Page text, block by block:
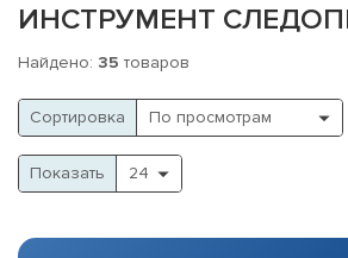
ИНСТРУМЕНТ
Найдено: 35 товаров
Cортировка
Показать